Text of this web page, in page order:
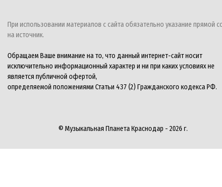
При использовании материалов с сайта обязательно указание прямой
на источник.
Обращаем Ваше внимание на то, что данный интернет-сайт носит
исключительно информационный характер и ни при каких условиях не
является публичной офертой,
определяемой положениями Статьи 437 (2) Гражданского кодекса РФ.
© Музыкальная Планета Краснодар - 2026 г.